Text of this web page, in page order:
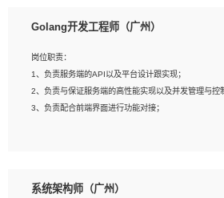
2、熟悉PostgreSQL、redis、MongoDB、
4、熟悉Hadoop、HBASE、Spark等大数据平台优先。
5、熟悉linux或任意一种unix操作系统，如有较强操作
6、具备丰富的项目实施经验，较强的自我学习能力。
Golang开发工程师（广州）
岗位职责：
1、负责服务端的API以及平台设计跟实现；
2、负责与保证服务端的高性能实现以及并发管理与控
3、负责配合前端界面进行功能对接；
2、1年以上Golang开发工作经验，能独立完成相应项
系统架构师（广州）